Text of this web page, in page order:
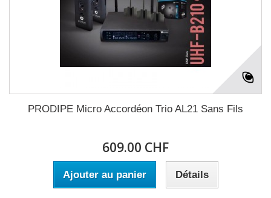
PRODIPE Micro Accordéon Trio AL21 Sans Fils
609.00 CHF
Ajouter au panier Détails